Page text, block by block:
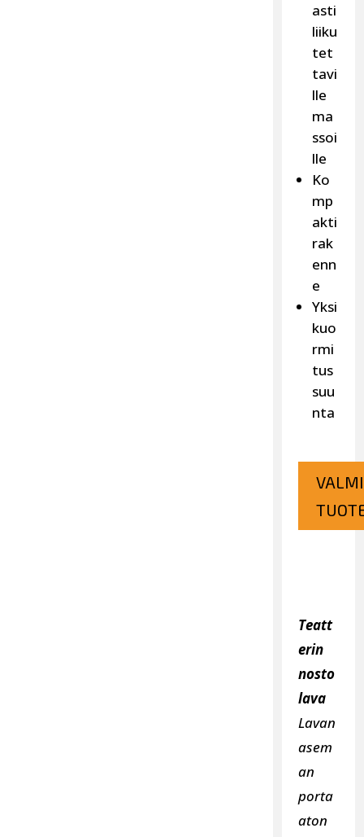
asti
liiku
tet
tavi
lle
ma
ssoi
lle
Ko
mp
akti
rak
enn
e
Yksi
kuo
rmi
tus
suu
nta
Teatt
erin
nosto
lava
Lavan
asem
an
porta
aton